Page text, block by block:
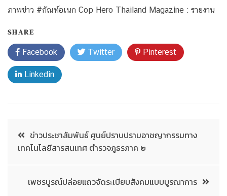
ภาพข่าว #กัณฑ์อเนก Cop Hero Thailand Magazine : รายงาน
SHARE
Facebook Twitter Pinterest
Linkedin
ข่าวประชาสัมพันธ์ ศูนย์ปราบปรามอาชญากรรมทาง
เทคโนโลยีสารสนเทศ ตำรวจภูธรภาค ๒
เพชรบูรณ์ปล่อยแถวจัดระเบียบสังคมแบบบูรณาการ